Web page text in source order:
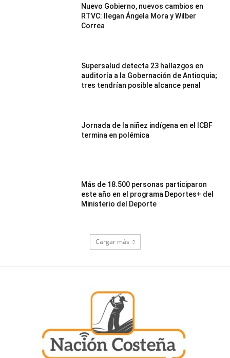
Nuevo Gobierno, nuevos cambios en
RTVC: llegan Ángela Mora y Wilber
Correa
Supersalud detecta 23 hallazgos en
auditoría a la Gobernación de Antioquia;
tres tendrían posible alcance penal
Jornada de la niñez indígena en el ICBF
termina en polémica
Más de 18.500 personas participaron
este año en el programa Deportes+ del
Ministerio del Deporte
Cargar más